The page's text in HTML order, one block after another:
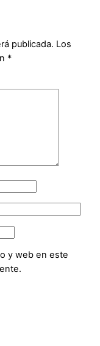
publicada. Los
*
y web en este